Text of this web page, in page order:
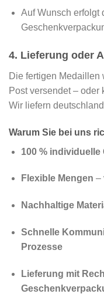
Auf Wunsch erfolgt
4. Lieferung oder
Die fertigen Medaillen
Post versendet –
Wir liefern
Warum Sie bei uns
100 % individuelle
Flexible Mengen –
Nachhaltige
Schnelle
Prozesse
Lieferung mit